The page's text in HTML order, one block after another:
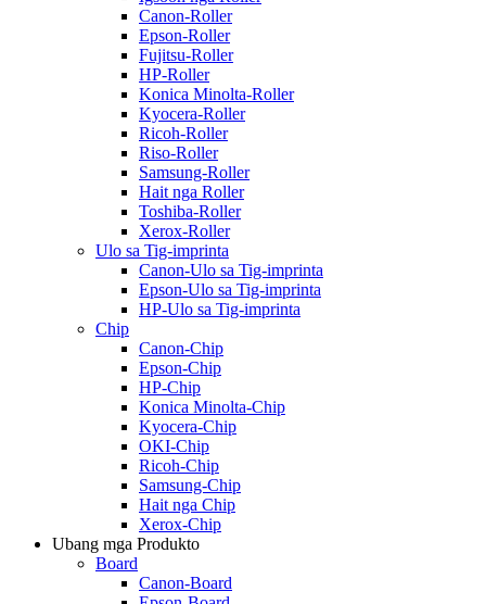
Canon-Roller
Epson-Roller
Fujitsu-Roller
HP-Roller
Konica Minolta-Roller
Kyocera-Roller
Ricoh-Roller
Riso-Roller
Samsung-Roller
Hait nga Roller
Toshiba-Roller
Xerox-Roller
Ulo sa Tig-imprinta
Canon-Ulo sa Tig-imprinta
Epson-Ulo sa Tig-imprinta
HP-Ulo sa Tig-imprinta
Chip
Canon-Chip
Epson-Chip
HP-Chip
Konica Minolta-Chip
Kyocera-Chip
OKI-Chip
Ricoh-Chip
Samsung-Chip
Hait nga Chip
Xerox-Chip
Ubang mga Produkto
Board
Canon-Board